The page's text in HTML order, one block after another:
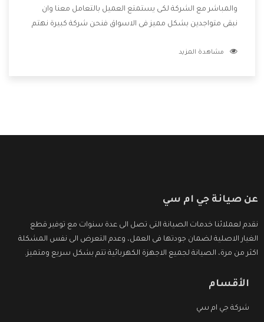
والمباشر مع الشركة لكى يستمتع العميل بالتعامل معنا وان
نبقى متواجدين بشكل مميز فى الاسواق فنحن شركة كبيرة نهتم
الشركة بها والتى تكون منها خدمة الصيانة التى تكون من أهم
مشاهدة المزيد
عن صيانة جي ام سي
نقدم لعملائنا خدمات الصيانة التى تصل الى عدة سنوات مع توفير قطع
الغيار الاصلية لضمان جودتها فى العمل، وعدم التعرض الى نفس المشكلة
اكثر من مرة، الصيانة لجميع الاجهزة الكهربائية تتم بشكل سريع ومتميز.
الأقسام
شركة جي ام سي